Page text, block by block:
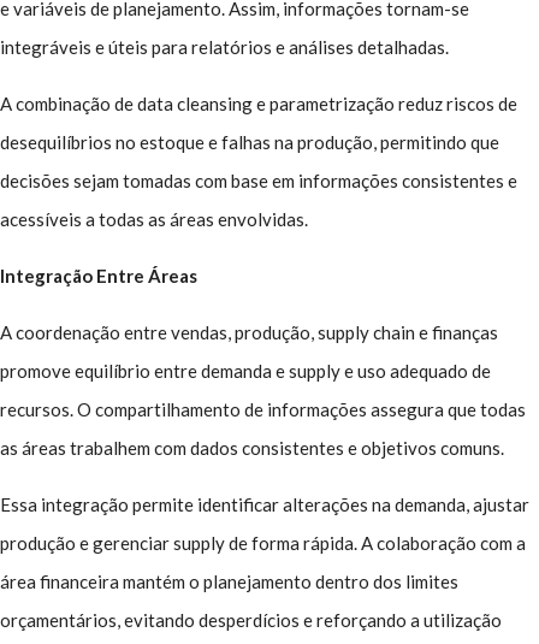
e variáveis de planejamento. Assim, informações tornam-se
integráveis e úteis para relatórios e análises detalhadas.
A combinação de data cleansing e parametrização reduz riscos de
desequilíbrios no estoque e falhas na produção, permitindo que
decisões sejam tomadas com base em informações consistentes e
acessíveis a todas as áreas envolvidas.
Integração Entre Áreas
A coordenação entre vendas, produção, supply chain e finanças
promove equilíbrio entre demanda e supply e uso adequado de
recursos. O compartilhamento de informações assegura que todas
as áreas trabalhem com dados consistentes e objetivos comuns.
Essa integração permite identificar alterações na demanda, ajustar
produção e gerenciar supply de forma rápida. A colaboração com a
área financeira mantém o planejamento dentro dos limites
orçamentários, evitando desperdícios e reforçando a utilização